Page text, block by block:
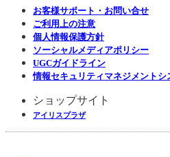
お客様サポート・お問い合せ
ご利用上の注意
個人情報保護方針
ソーシャルメディアポリシー
UGCガイドライン
情報セキュリティマネジメント
ショップサイト
アイリスプラザ